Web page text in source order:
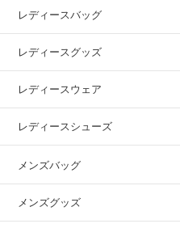
レディースバッグ
レディースグッズ
レディースウェア
レディースシューズ
メンズバッグ
メンズグッズ